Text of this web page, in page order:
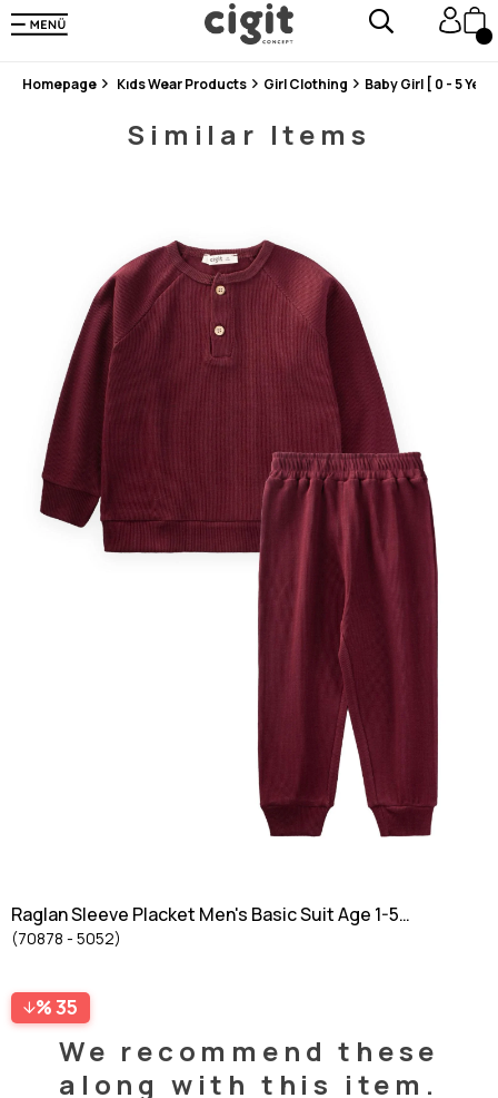
En Uygun Fiyat Garantisi !
300₺ ve Üzeri Alışverişlerde Kargo Ücretsiz !
Homepage Kıds Wear Products Girl Clothing Baby Girl [ 0 - 5
Similar Items
Raglan Sleeve Placket Men's Basic Suit Age 1-5
CLARET red
(70878 - 5052)
35
We recommend these
along with this item.